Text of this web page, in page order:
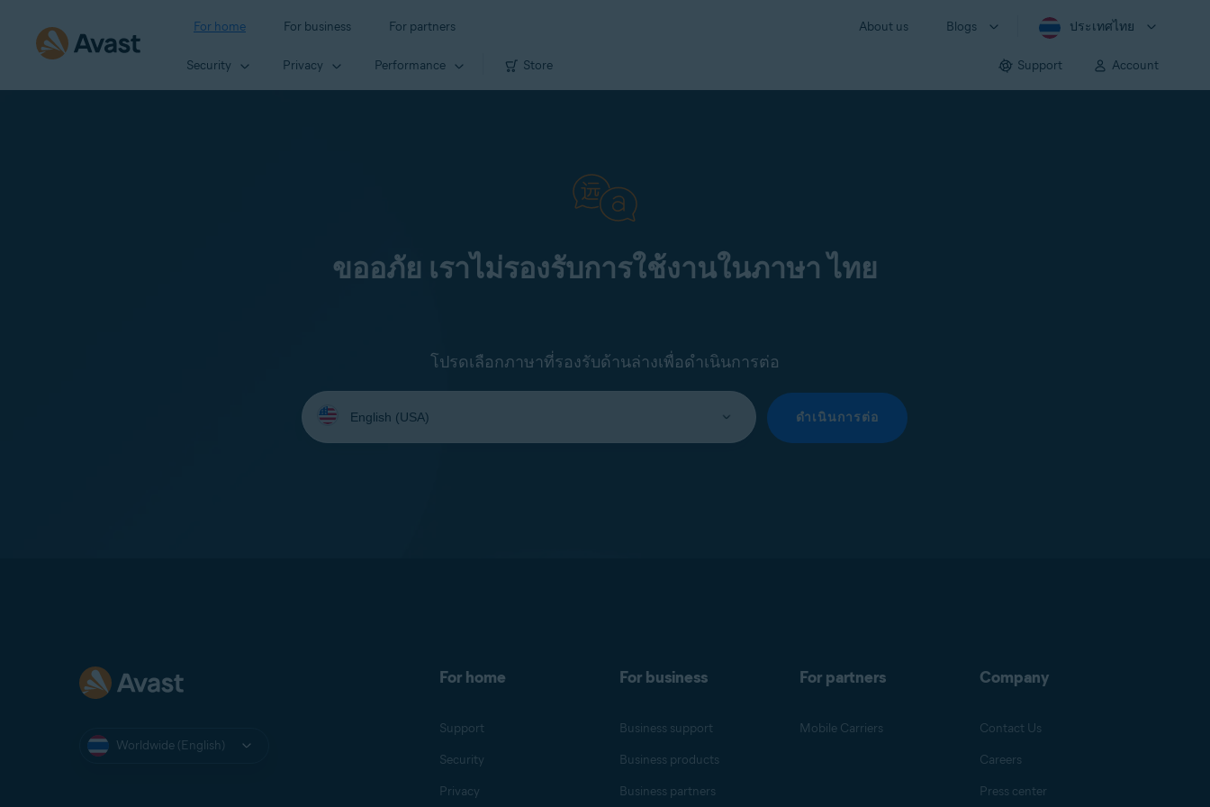
For home For business For partners About us Blogs ประเทศไทย
Security Privacy Performance Store Support Account
ขออภัย เราไม่รองรับการใช้งานในภาษา ไทย
โปรดเลือกภาษาที่รองรับด้านล่างเพื่อดำเนินการต่อ
Select
your
language:
ดำเนินการต่อ
Worldwide (English)
For home
Support
Security
Privacy
For business
Business support
Business products
Business partners
For partners
Mobile Carriers
Company
Contact Us
Careers
Press center